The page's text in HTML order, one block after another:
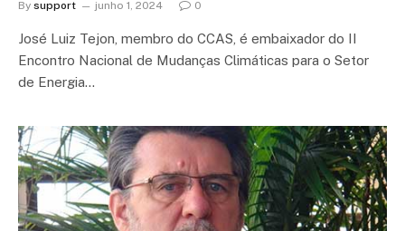
By support junho 1, 2024 0
José Luiz Tejon, membro do CCAS, é embaixador do II
Encontro Nacional de Mudanças Climáticas para o Setor
de Energia…